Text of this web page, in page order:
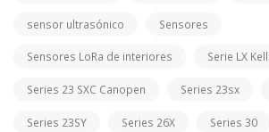
sensor ultrasónico Sensores
Sensores LoRa de interiores Serie LX
Series 23 SXC Canopen Series 23sx
Series 23SY Series 26X Series 30